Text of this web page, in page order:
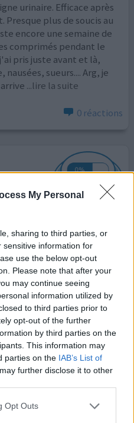
My Personal
sharing to third parties, or
sensitive information for
use the below opt-out
Please note that after your
may continue seeing
information utilized by
to third parties prior to
opt-out of the further
by third parties on the
This information may
parties on the IAB’s List of
further disclose it to other
Opt Outs
urinaire. Efficace après
plus de soucis au
encore une semaine de
comprimés pendant le
pris juste avant et là,
sueurs.... Arg, je
...lire la suite
0 réactions
horrible je me demande
marché, depuis que je
de femmes enceintes
je suis très fatiguée j'ai des
1 Réaction